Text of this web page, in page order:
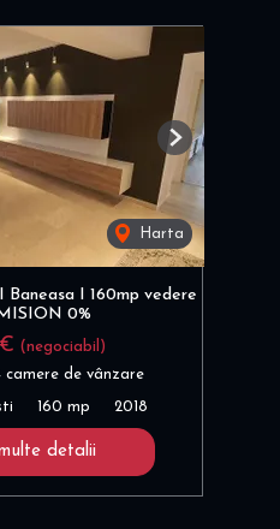
Harta
Next
I 160mp vedere
0%
(negociabil)
de vânzare
160 mp 2018
detalii